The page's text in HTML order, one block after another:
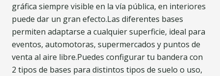
gráfica siempre visible en la vía pública, en interiores
puede dar un gran efecto.Las diferentes bases
permiten adaptarse a cualquier superficie, ideal para
eventos, automotoras, supermercados y puntos de
venta al aire libre.Puedes configurar tu bandera con
2 tipos de bases para distintos tipos de suelo o uso,